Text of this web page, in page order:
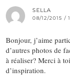
SELLA
08/12/2015 /
Bonjour, j’aime
d’autres photos de
à réaliser? Merci à
d’inspiration.